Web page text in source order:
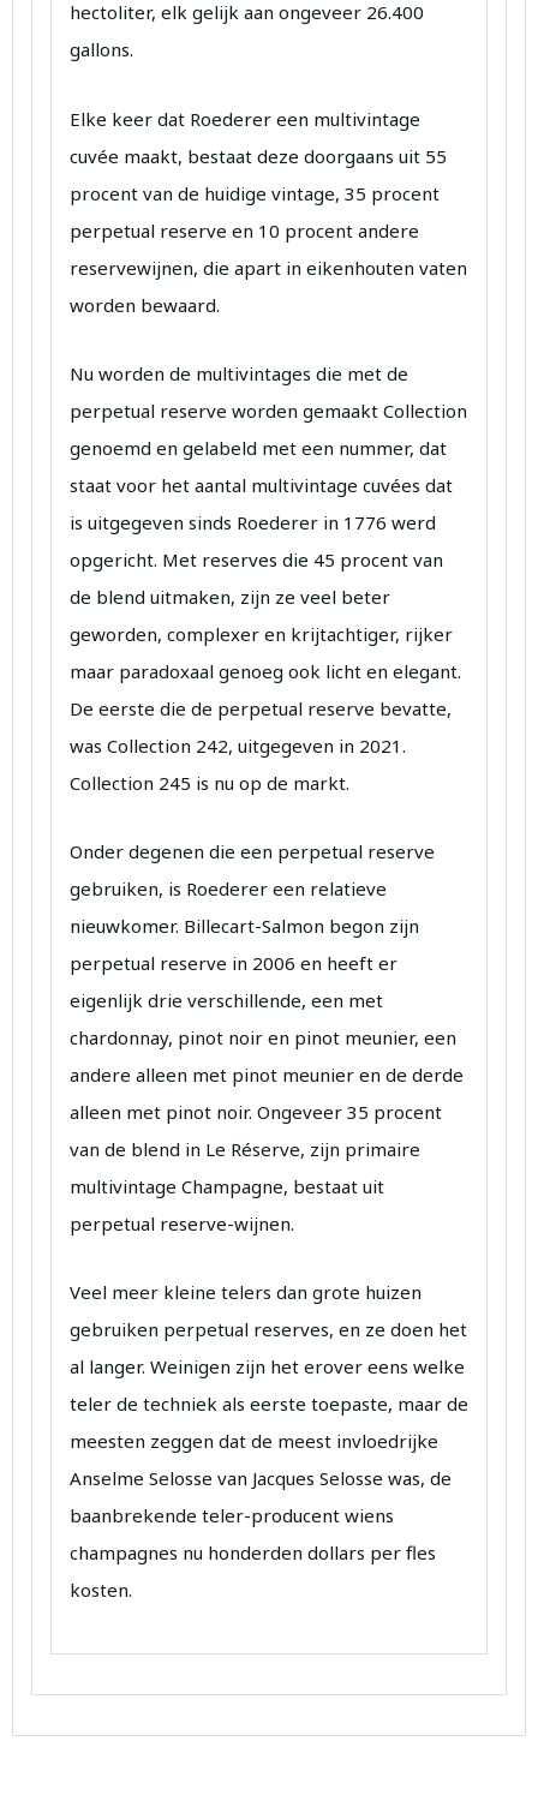
hectoliter, elk gelijk aan ongeveer 26.400
gallons.
Elke keer dat Roederer een multivintage
cuvée maakt, bestaat deze doorgaans uit 55
procent van de huidige vintage, 35 procent
perpetual reserve en 10 procent andere
reservewijnen, die apart in eikenhouten vaten
worden bewaard.
Nu worden de multivintages die met de
perpetual reserve worden gemaakt Collection
genoemd en gelabeld met een nummer, dat
staat voor het aantal multivintage cuvées dat
is uitgegeven sinds Roederer in 1776 werd
opgericht. Met reserves die 45 procent van
de blend uitmaken, zijn ze veel beter
geworden, complexer en krijtachtiger, rijker
maar paradoxaal genoeg ook licht en elegant.
De eerste die de perpetual reserve bevatte,
was Collection 242, uitgegeven in 2021.
Collection 245 is nu op de markt.
Onder degenen die een perpetual reserve
gebruiken, is Roederer een relatieve
nieuwkomer. Billecart-Salmon begon zijn
perpetual reserve in 2006 en heeft er
eigenlijk drie verschillende, een met
chardonnay, pinot noir en pinot meunier, een
andere alleen met pinot meunier en de derde
alleen met pinot noir. Ongeveer 35 procent
van de blend in Le Réserve, zijn primaire
multivintage Champagne, bestaat uit
perpetual reserve-wijnen.
Veel meer kleine telers dan grote huizen
gebruiken perpetual reserves, en ze doen het
al langer. Weinigen zijn het erover eens welke
teler de techniek als eerste toepaste, maar de
meesten zeggen dat de meest invloedrijke
Anselme Selosse van Jacques Selosse was, de
baanbrekende teler-producent wiens
champagnes nu honderden dollars per fles
kosten.